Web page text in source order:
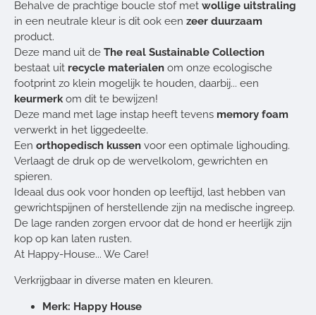
Behalve de prachtige boucle stof met wollige uitstraling
in een neutrale kleur is dit ook een zeer duurzaam
product.
Deze mand uit de The real Sustainable Collection
bestaat uit recycle materialen om onze ecologische
footprint zo klein mogelijk te houden, daarbij... een
keurmerkom dit te bewijzen!
Deze mand met lage instap heeft tevens memory foam
verwerkt in het liggedeelte.
Een orthopedisch kussen voor een optimale lighouding.
Verlaagt de druk op de wervelkolom, gewrichten en
spieren.
Ideaal dus ook voor honden op leeftijd, last hebben van
gewrichtspijnen of herstellende zijn na medische ingreep.
De lage randen zorgen ervoor dat de hond er heerlijk zijn
kop op kan laten rusten.
At Happy-House... We Care!
Verkrijgbaar in diverse maten en kleuren.
Merk: Happy House